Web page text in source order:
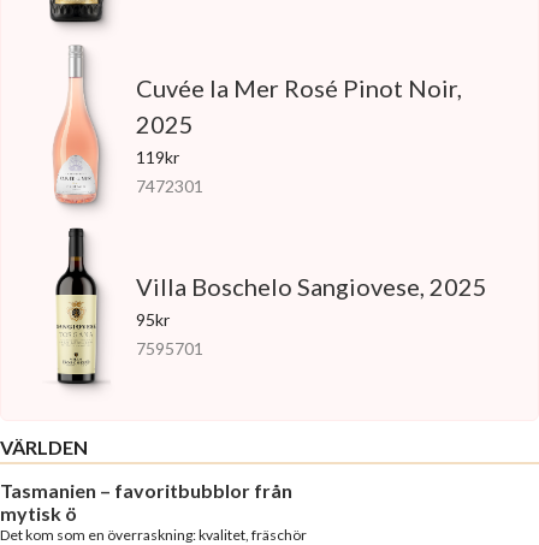
Cuvée la Mer Rosé Pinot Noir,
2025
119kr
7472301
Villa Boschelo Sangiovese, 2025
95kr
7595701
VÄRLDEN
Tasmanien – favoritbubblor från
mytisk ö
Det kom som en överraskning: kvalitet, fräschör